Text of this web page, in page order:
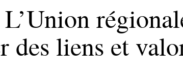
des liens et